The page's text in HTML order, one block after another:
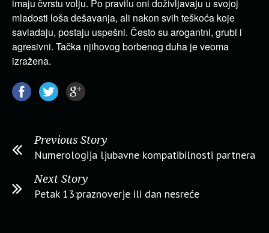
imaju čvrstu volju. Po pravilu oni doživljavaju u svojoj
mladosti loša dešavanja, ali nakon svih teškoća koje
savladaju, postaju uspešni. Često su arogantni, grubi i
agresivni. Tačka njihovog borbenog duha je veoma
izražena.
Previous Story
Numerologija ljubavne kompatibilnosti partnera
Next Story
Petak 13:praznoverje ili dan nesreće